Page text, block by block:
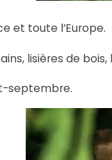
et toute l’Europe.
lisières de
septembre.